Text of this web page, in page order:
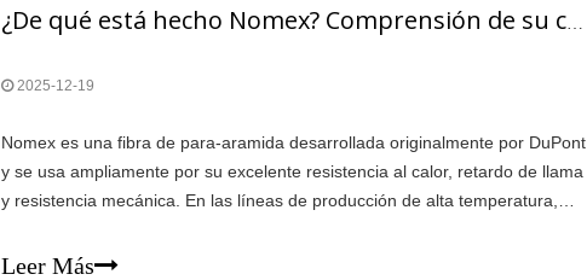
¿De qué está hecho Nomex? Comprensión de su composición, estructura y aplicaciones industriales
2025-12-19
Nomex es una fibra de para-aramida desarrollada originalmente por DuPont
y se usa ampliamente por su excelente resistencia al calor, retardo de llama
y resistencia mecánica. En las líneas de producción de alta temperatura,
seleccionar el material adecuado es fundamental para el equipo.
Leer Más